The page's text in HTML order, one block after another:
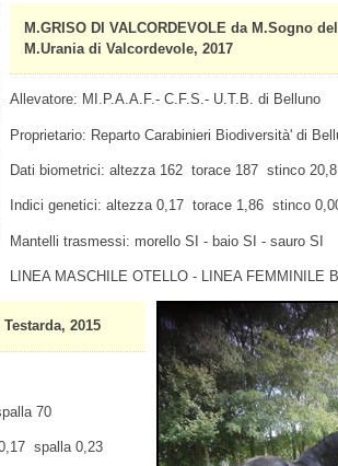
M.GRISO DI VALCORDEVOLE da M.Sogno
M.Urania di Valcordevole, 2017
Allevatore: MI.P.A.A.F.- C.F.S.- U.T.B. di Belluno
Proprietario: Reparto Carabinieri Biodiversità' di
Dati biometrici: altezza 162 torace 187 stinco
Indici genetici: altezza 0,17 torace 1,86 stinco
Mantelli trasmessi: morello SI - baio SI - sauro SI
LINEA MASCHILE OTELLO - LINEA FEMMINILE
2015
70
spalla 0,23